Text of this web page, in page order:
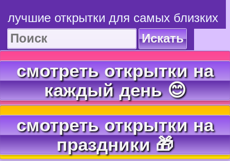
лучшие открытки для самых близких
Искать
смотреть открытки на
каждый день 😊
смотреть открытки на
праздники 🎁